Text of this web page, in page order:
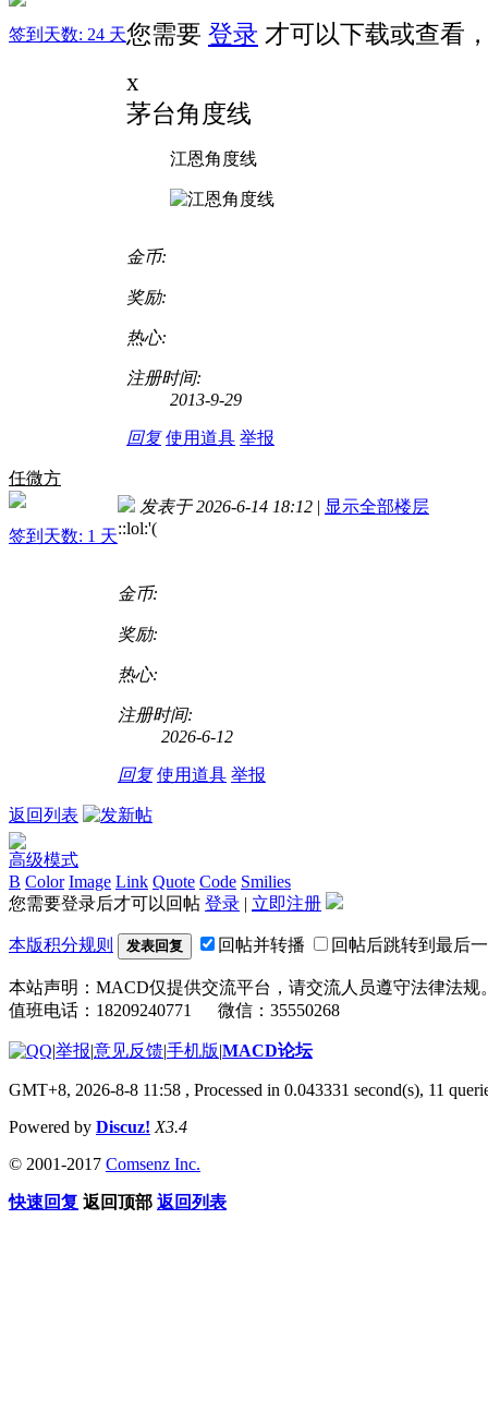
签到天数: 24 天您需要 登录 才可以下载或查看
x
茅台角度线
江恩角度线
金币:
奖励:
热心:
注册时间:
2013-9-29
回复 使用道具 举报
任微方
签到天数: 1 天
发表于 2026-6-14 18:12 | 显示全部楼层
::lol:'(
金币:
奖励:
热心:
注册时间:
2026-6-12
回复 使用道具 举报
返回列表
高级模式
B Color Image Link Quote Code Smilies
您需要登录后才可以回帖 登录 | 立即注册
本版积分规则 发表回复 回帖并转播 回帖后跳转到最后
本站声明：MACD仅提供交流平台，请交流人员遵守法律法规
值班电话：18209240771 微信：35550268
|举报|意见反馈|手机版|MACD论坛
GMT+8, 2026-8-8 11:58 , Processed in 0.043331 second(s), 11
Powered by Discuz! X3.4
© 2001-2017 Comsenz Inc.
快速回复 返回顶部 返回列表